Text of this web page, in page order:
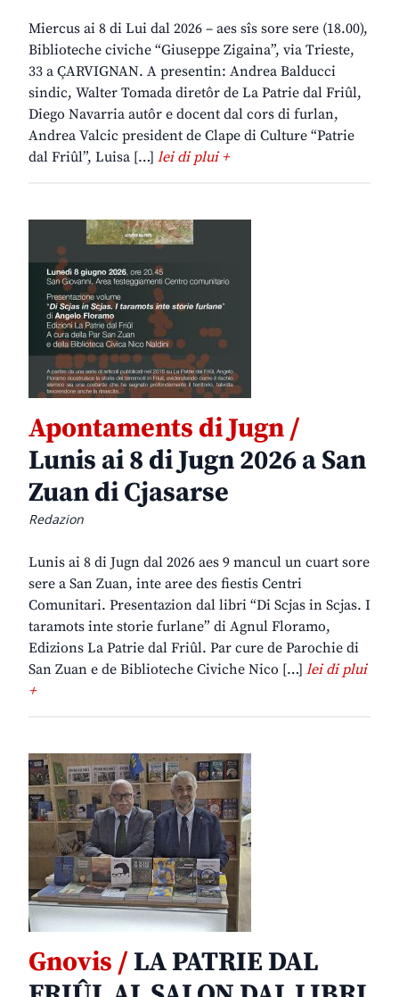
Miercus ai 8 di Lui dal 2026 – aes sîs sore sere (18.00),
Biblioteche civiche “Giuseppe Zigaina”, via Trieste,
33 a ÇARVIGNAN. A presentin: Andrea Balducci
sindic, Walter Tomada diretôr de La Patrie dal Friûl,
Diego Navarria autôr e docent dal cors di furlan,
Andrea Valcic president de Clape di Culture “Patrie
dal Friûl”, Luisa […] lei di plui +
Apontaments di Jugn /
Lunis ai 8 di Jugn 2026 a San
Zuan di Cjasarse
Redazion
Lunis ai 8 di Jugn dal 2026 aes 9 mancul un cuart sore
sere a San Zuan, inte aree des fiestis Centri
Comunitari. Presentazion dal libri “Di Scjas in Scjas. I
taramots inte storie furlane” di Agnul Floramo,
Edizions La Patrie dal Friûl. Par cure de Parochie di
San Zuan e de Biblioteche Civiche Nico […] lei di plui
+
Gnovis /LA PATRIE DAL